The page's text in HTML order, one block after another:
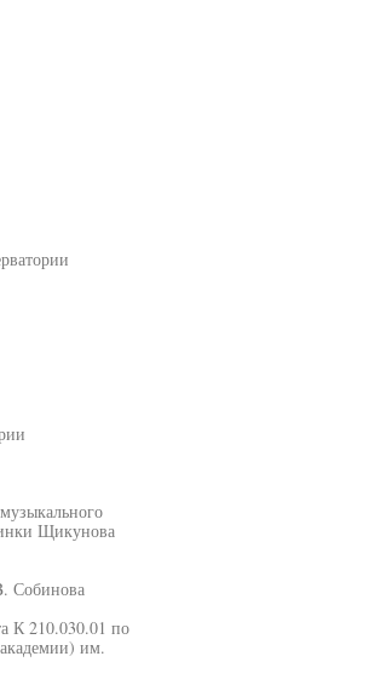
Щикунова
Собинова
К 210.030.01 по
им.